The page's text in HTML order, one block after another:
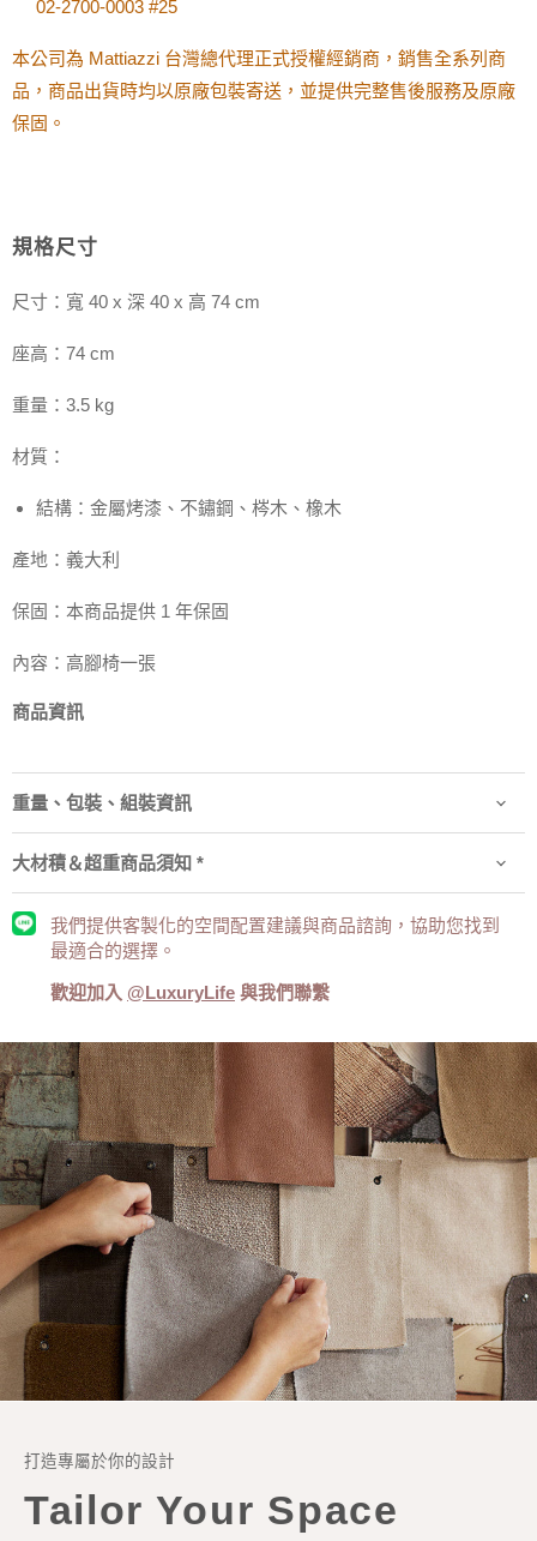
02-2700-0003 #25
本公司為 Mattiazzi 台灣總代理正式授權經銷商，銷售全系列商
品，商品出貨時均以原廠包裝寄送，並提供完整售後服務及原廠
保固。
規格尺寸
尺寸：寬 40 x 深 40 x 高 74 cm
座高：74 cm
重量：3.5 kg
材質：
結構：金屬烤漆、不鏽鋼、梣木、橡木
產地：義大利
保固：本商品提供 1 年保固
內容：高腳椅一張
商品資訊
重量、包裝、組裝資訊
大材積＆超重商品須知 *
我們提供客製化的空間配置建議與商品諮詢，協助您找到
最適合的選擇。
歡迎加入 @LuxuryLife 與我們聯繫
打造專屬於你的設計
Tailor Your Space